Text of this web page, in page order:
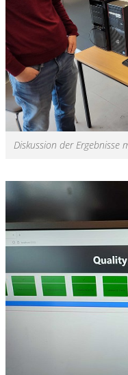
Diskussion der Ergebnisse